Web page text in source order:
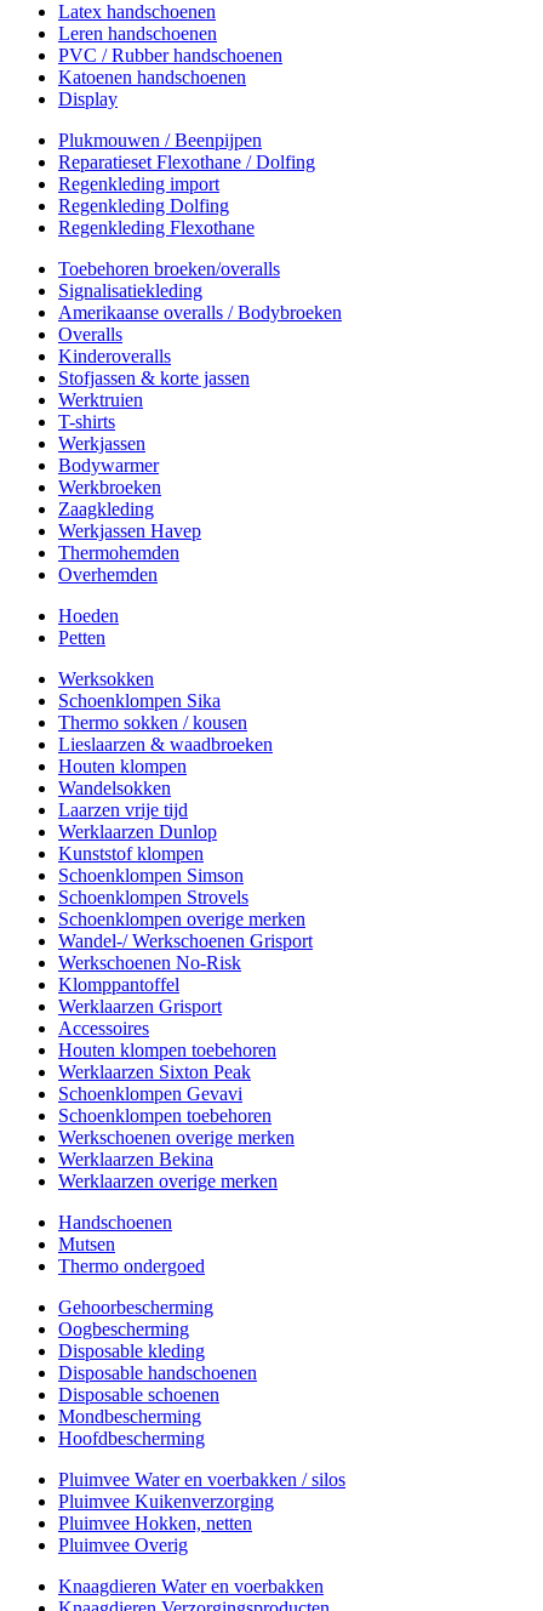
Latex handschoenen
Leren handschoenen
PVC / Rubber handschoenen
Katoenen handschoenen
Display
Plukmouwen / Beenpijpen
Reparatieset Flexothane / Dolfing
Regenkleding import
Regenkleding Dolfing
Regenkleding Flexothane
Toebehoren broeken/overalls
Signalisatiekleding
Amerikaanse overalls / Bodybroeken
Overalls
Kinderoveralls
Stofjassen & korte jassen
Werktruien
T-shirts
Werkjassen
Bodywarmer
Werkbroeken
Zaagkleding
Werkjassen Havep
Thermohemden
Overhemden
Hoeden
Petten
Werksokken
Schoenklompen Sika
Thermo sokken / kousen
Lieslaarzen & waadbroeken
Houten klompen
Wandelsokken
Laarzen vrije tijd
Werklaarzen Dunlop
Kunststof klompen
Schoenklompen Simson
Schoenklompen Strovels
Schoenklompen overige merken
Wandel-/ Werkschoenen Grisport
Werkschoenen No-Risk
Klomppantoffel
Werklaarzen Grisport
Accessoires
Houten klompen toebehoren
Werklaarzen Sixton Peak
Schoenklompen Gevavi
Schoenklompen toebehoren
Werkschoenen overige merken
Werklaarzen Bekina
Werklaarzen overige merken
Handschoenen
Mutsen
Thermo ondergoed
Gehoorbescherming
Oogbescherming
Disposable kleding
Disposable handschoenen
Disposable schoenen
Mondbescherming
Hoofdbescherming
Pluimvee Water en voerbakken / silos
Pluimvee Kuikenverzorging
Pluimvee Hokken, netten
Pluimvee Overig
Knaagdieren Water en voerbakken